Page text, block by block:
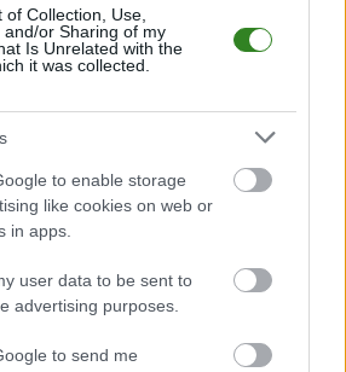
Collection, Use,
and/or Sharing of my
Is Unrelated with the
it was collected.
to enable storage
like cookies on web or
in apps.
user data to be sent to
advertising purposes.
to send me
o godz. 19:30.
do tego spotkania w roli gospodarza. Jak
2025/2026 rozgrywek Jarosław > Klasa
Na tej stronie możecie zobaczyć
mecze u siebie. W tabeli biorącej pod uwagę
natomiast sprawdzić jak spisuje się klub
- sytuacja w tabeli
- Jarosław > Klasa Okręgowa gospodarze
ostatnie mecze obu drużyn oraz statystyki
Torki - relacja, wynik na żywo,